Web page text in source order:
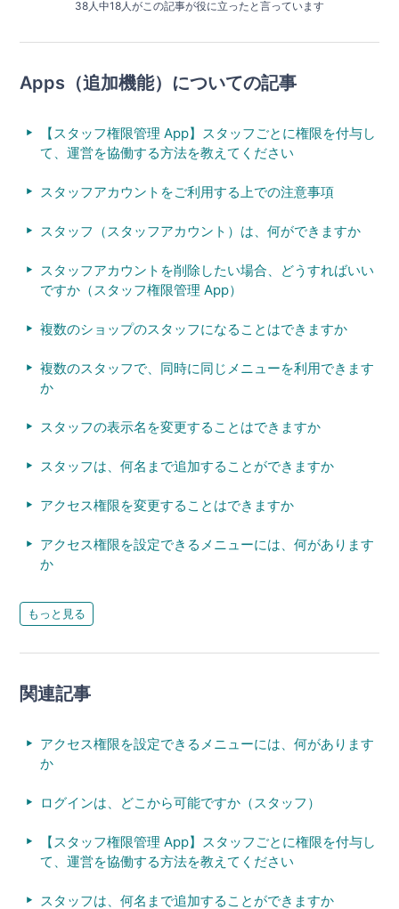
38人中18人がこの記事が役に立ったと言っています
Apps（追加機能）についての記事
【スタッフ権限管理 App】スタッフごとに権限を付与し
て、運営を協働する方法を教えてください
スタッフアカウントをご利用する上での注意事項
スタッフ（スタッフアカウント）は、何ができますか
スタッフアカウントを削除したい場合、どうすればいい
ですか（スタッフ権限管理 App）
複数のショップのスタッフになることはできますか
複数のスタッフで、同時に同じメニューを利用できます
か
スタッフの表示名を変更することはできますか
スタッフは、何名まで追加することができますか
アクセス権限を変更することはできますか
アクセス権限を設定できるメニューには、何があります
か
もっと見る
関連記事
アクセス権限を設定できるメニューには、何があります
か
ログインは、どこから可能ですか（スタッフ）
【スタッフ権限管理 App】スタッフごとに権限を付与し
て、運営を協働する方法を教えてください
スタッフは、何名まで追加することができますか